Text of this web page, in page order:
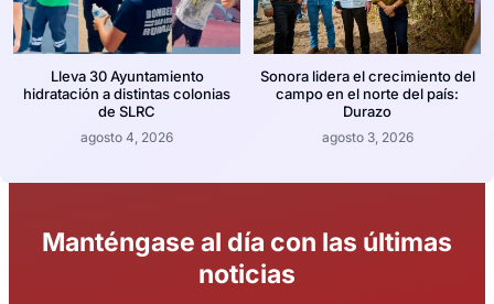
Lleva 30 Ayuntamiento
hidratación a distintas colonias
de SLRC
agosto 4, 2026
Sonora lidera el crecimiento del
campo en el norte del país:
Durazo
agosto 3, 2026
Manténgase al día con las últimas
noticias